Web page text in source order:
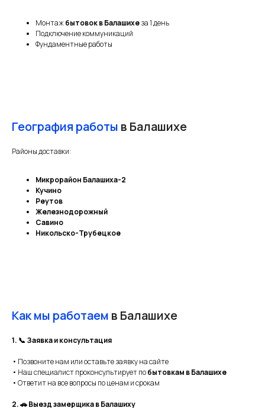
Монтажбытовок в Балашихеза 1 день
Подключение коммуникаций
Фундаментные работы
География работы в Балашихе
Районы доставки:
Микрорайон Балашиха-2
Кучино
Реутов
Железнодорожный
Савино
Никольско-Трубецкое
Как мы работаем в Балашихе
1. 📞 Заявка и консультация
• Позвоните нам или оставьте заявку на сайте
• Наш специалист проконсультирует побытовкам в Балашихе
• Ответит на все вопросы по ценам и срокам
2. 🚗 Выезд замерщика в Балашиху